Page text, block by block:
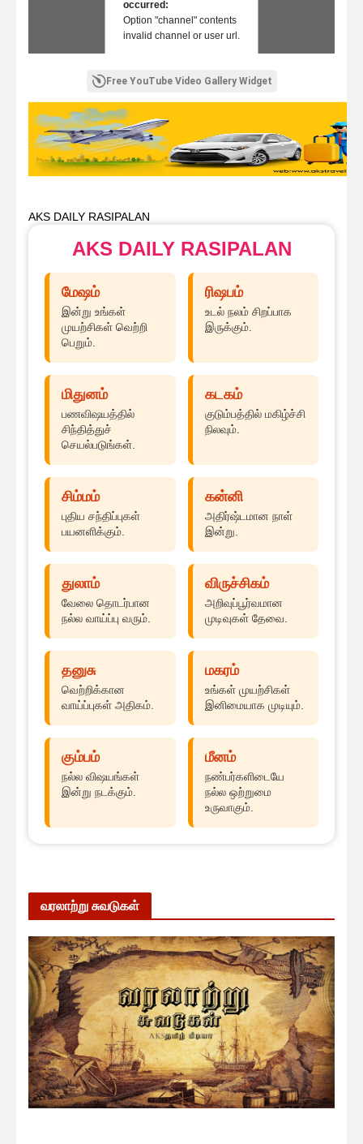
occurred:
Option "channel" contents
invalid channel or user url.
Free YouTube Video Gallery Widget
AKS DAILY RASIPALAN
AKS DAILY RASIPALAN
மேஷம்
இன்று உங்கள்
முயற்சிகள் வெற்றி
பெறும்.
ரிஷபம்
உடல் நலம் சிறப்பாக
இருக்கும்.
மிதுனம்
பணவிஷயத்தில்
சிந்தித்துச்
செயல்படுங்கள்.
கடகம்
குடும்பத்தில் மகிழ்ச்சி
நிலவும்.
சிம்மம்
புதிய சந்திப்புகள்
பயனளிக்கும்.
கன்னி
அதிர்ஷ்டமான நாள்
இன்று.
துலாம்
வேலை தொடர்பான
நல்ல வாய்ப்பு வரும்.
விருச்சிகம்
அறிவுப்பூர்வமான
முடிவுகள் தேவை.
தனுசு
வெற்றிக்கான
வாய்ப்புகள் அதிகம்.
மகரம்
உங்கள் முயற்சிகள்
இனிமையாக முடியும்.
கும்பம்
நல்ல விஷயங்கள்
இன்று நடக்கும்.
மீனம்
நண்பர்களிடையே
நல்ல ஒற்றுமை
உருவாகும்.
வரலாற்று சுவடுகள்